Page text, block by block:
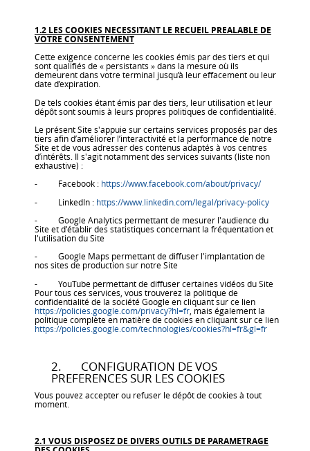
1.2 LES COOKIES NECESSITANT LE RECUEIL PREALABLE DE
VOTRE CONSENTEMENT
Cette exigence concerne les cookies émis par des tiers et qui
sont qualifiés de « persistants » dans la mesure où ils
demeurent dans votre terminal jusqu’à leur effacement ou leur
date d’expiration.
De tels cookies étant émis par des tiers, leur utilisation et leur
dépôt sont soumis à leurs propres politiques de confidentialité.
Le présent Site s'appuie sur certains services proposés par des
tiers afin d’améliorer l’interactivité et la performance de notre
Site et de vous adresser des contenus adaptés à vos centres
d’intérêts. Il s'agit notamment des services suivants (liste non
exhaustive) :
- Facebook : https://www.facebook.com/about/privacy/
- LinkedIn : https://www.linkedin.com/legal/privacy-policy
- Google Analytics permettant de mesurer l'audience du
Site et d'établir des statistiques concernant la fréquentation et
l'utilisation du Site
- Google Maps permettant de diffuser l'implantation de
nos sites de production sur notre Site
- YouTube permettant de diffuser certaines vidéos du Site
Pour tous ces services, vous trouverez la politique de
confidentialité de la société Google en cliquant sur ce lien
https://policies.google.com/privacy?hl=fr , mais également la
politique complète en matière de cookies en cliquant sur ce lien
https://policies.google.com/technologies/cookies?hl=fr&gl=fr
2. CONFIGURATION DE VOS
PREFERENCES SUR LES COOKIES
Vous pouvez accepter ou refuser le dépôt de cookies à tout
moment.
2.1 VOUS DISPOSEZ DE DIVERS OUTILS DE PARAMETRAGE